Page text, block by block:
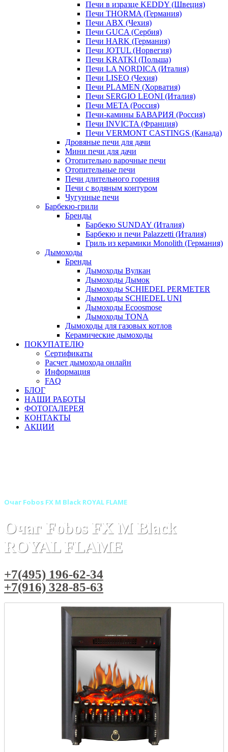
Печи в изразце KEDDY (Швеция)
Печи THORMA (Германия)
Печи ABX (Чехия)
Печи GUCA (Сербия)
Печи HARK (Германия)
Печи JOTUL (Норвегия)
Печи KRATKI (Польша)
Печи LA NORDICA (Италия)
Печи LISEO (Чехия)
Печи PLAMEN (Хорватия)
Печи SERGIO LEONI (Италия)
Печи META (Россия)
Печи-камины БАВАРИЯ (Россия)
Печи INVICTA (Франция)
Печи VERMONT CASTINGS (Канада)
Дровяные печи для дачи
Мини печи для дачи
Отопительно варочные печи
Отопительные печи
Печи длительного горения
Печи с водяным контуром
Чугунные печи
Барбекю-грили
Бренды
Барбекю SUNDAY (Италия)
Барбекю и печи Palazzetti (Италия)
Гриль из керамики Monolith (Германия)
Дымоходы
Бренды
Дымоходы Вулкан
Дымоходы Дымок
Дымоходы SCHIEDEL PERMETER
Дымоходы SCHIEDEL UNI
Дымоходы Ecoosmose
Дымоходы TONA
Дымоходы для газовых котлов
Керамические дымоходы
ПОКУПАТЕЛЮ
Сертификаты
Расчет дымохода онлайн
Информация
FAQ
БЛОГ
НАШИ РАБОТЫ
ФОТОГАЛЕРЕЯ
КОНТАКТЫ
АКЦИИ
Очаг Fobos FX M Black ROYAL FLAME
Очаг Fobos FX M Black
ROYAL FLAME
+7(495) 196-62-34
+7(916) 328-85-63